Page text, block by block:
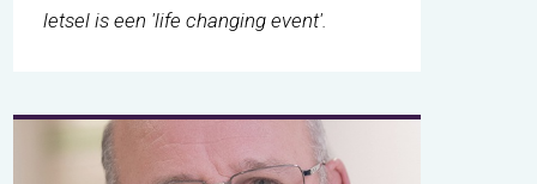
letsel is een 'life changing event'.